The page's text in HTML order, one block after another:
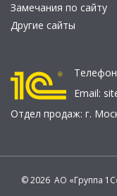
Замечания по сайту
Другие сайты
Email:
Отдел продаж: г.
© 2026 АО «Группа